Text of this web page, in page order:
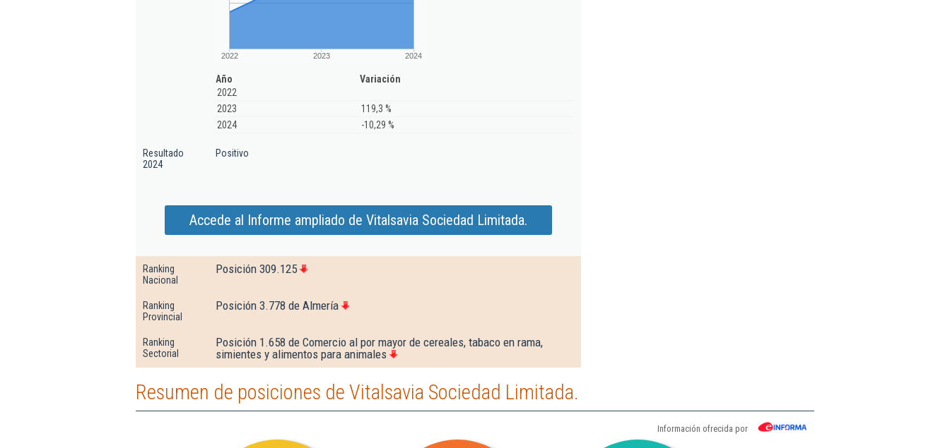
2022 2023 2024
Año
Variación
2022
2023
119,3 %
2024
-10,29 %
Resultado
2024
Positivo
Accede al Informe ampliado de Vitalsavia Sociedad Limitada.
Ranking
Nacional
Posición 309.125
Ranking
Provincial
Posición 3.778 de Almería
Ranking
Sectorial
Posición 1.658 de Comercio al por mayor de cereales, tabaco en rama,
simientes y alimentos para animales
Resumen de posiciones de Vitalsavia Sociedad Limitada.
Información ofrecida por